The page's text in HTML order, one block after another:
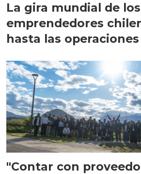
La gira mundial de los
emprendedores
hasta las
"Contar con